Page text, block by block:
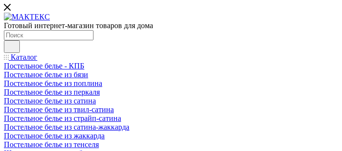
Готовый интернет-магазин товаров для дома
Каталог
Постельное белье - КПБ
Постельное белье из бязи
Постельное белье из поплина
Постельное белье из перкаля
Постельное белье из сатина
Постельное белье из твил-сатина
Постельное белье из страйп-сатина
Постельное белье из сатина-жаккарда
Постельное белье из жаккарда
Постельное белье из тенселя